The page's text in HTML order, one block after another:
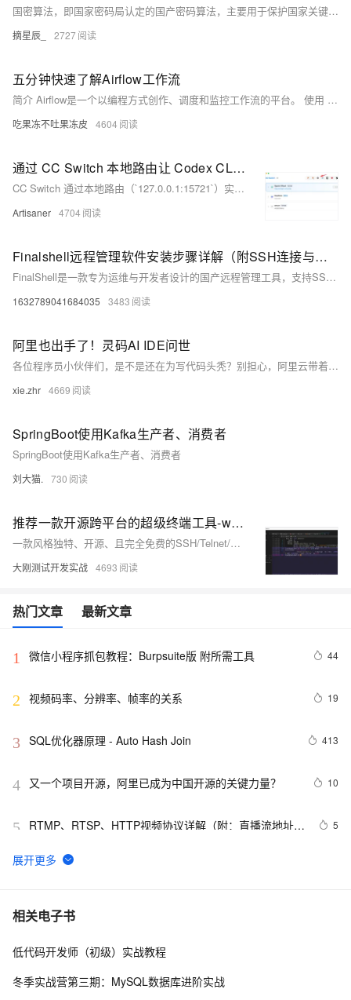
国密算法，即国家密码局认定的国产密码算法，主要用于保护国家关键信息基础设施和商业领域的加密通信和数据安全。根据 2019年10月26日第十三届全国人民代表大会常务委员会第十四次会议通过的《中华人民共和国密码法》，国家对密码实行分类管理，密码分为核心密码、普通密码和商用密码
摘星辰_ 2727
五分钟快速了解Airflow工作流
简介 Airflow是一个以编程方式创作、调度和监控工作流的平台。 使用 Airflow 将工作流创作为有向无环图(DAG)任务。 Airflow 调度程序按照你指定的依赖项在一组workers上执行您的任务。同时，Airflow拥有丰富的命令行实用程序使得在DAG上进行复杂的诊断变得轻而易举。并且提供了丰富的用户界面使可视化生产中运行的工作流、监控进度和需要排查问题时变得非常容易。 当工作流被定义为代码时，它们变得更易于维护、可版本化、可测试和协作。
吃果冻不吐果冻皮 4604
通过 CC Switch 本地路由让 Codex CLI 接入 DeepSeek 等第三方模型
CC Switch 通过本地路由（`127.0.0.1:15721`）实现协议转换：将 Codex 的 Responses API 请求自动映射为 DeepSeek 等厂商的 Chat Completions 接口，兼容流式响应与工具调用，无需修改 Codex 源码，安全隔离 API Key。（239字）
Artisaner 4704
Finalshell远程管理软件安装步骤详解（附SSH连接与文件传输教程）
FinalShell是一款专为运维与开发者设计的国产远程管理工具，支持SSH/SFTP连接Linux服务器、VPS及云主机，集成终端、文件拖拽传输、实时资源监控（CPU/内存/磁盘）等功能，界面简洁易用，Win7–Win11全兼容。（239字）
1632789041684035 3483
阿里也出手了！灵码AI IDE问世
各位程序员小伙伴们，是不是还在为写代码头秃？别担心，阿里云带着它的通义灵码 AI IDE 来拯救你啦！
xie.zhr 4669
SpringBoot使用Kafka生产者、消费者
SpringBoot使用Kafka生产者、消费者
刘大猫. 730
推荐一款开源跨平台的超级终端工具-windterm
一款风格独特、开源、且完全免费的SSH/Telnet/Serial/Shell/Sftp 客户端
大刚测试开发实战 4693
热门文章 最新文章
1 微信小程序抓包教程：Burpsuite版 附所需工具 44
2 视频码率、分辨率、帧率的关系 19
3 SQL优化器原理 - Auto Hash Join 413
4 又一个项目开源，阿里已成为中国开源的关键力量？ 10
5
RTMP、RTSP、HTTP视频协议详解（附：直播流地址、
5
6 谷歌CEO皮查伊：对重返中国持开放态度
7 C语言项目参考解答：全正整数后再计算
8 俗人解读 三维渲染 的工作过程
相关电子书
低代码开发师（初级）实战教程
冬季实战营第三期：MySQL数据库进阶实战